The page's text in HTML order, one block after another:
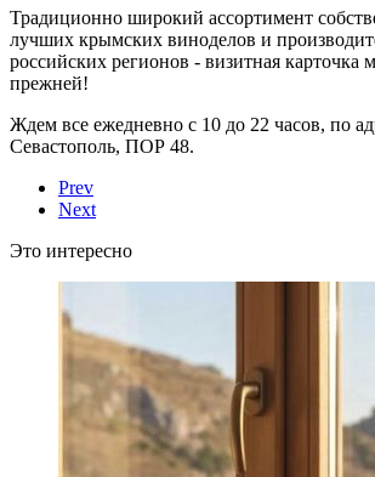
Традиционно широкий ассортимент
лучших крымских виноделов и
российских регионов - визитная карточка
прежней!
Ждем все ежедневно с 10 до 22 часов, по
Севастополь, ПОР 48.
Prev
Next
Это интересно